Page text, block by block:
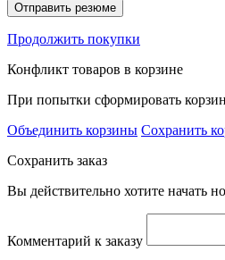
Отправить резюме
Продолжить покупки
Конфликт товаров в корзине
При попытки сформировать
Объединить корзины Сохранить
Сохранить заказ
Вы действительно хотите начать
Комментарий к заказу